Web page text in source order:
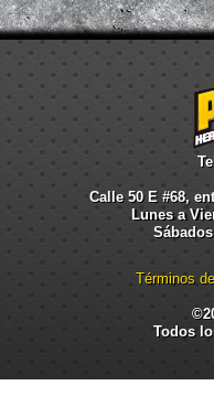
Calle 50 E #68,
Lunes a
Términos
Todos